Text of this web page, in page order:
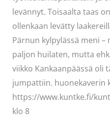
levännyt. Toisaalta taas
ollenkaan levätty
Pärnun kylpylässä meni –
paljon huilaten, mutta
viikko Kankaanpäässä oli
jumpattiin. huonekaverin
https://www.kuntke.fi/
klo 8